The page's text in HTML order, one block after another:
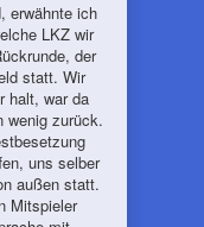
erwähnte ich
LKZ wir
der
statt. Wir
halt, war da
wenig zurück.
uns selber
außen statt.
Mitspieler